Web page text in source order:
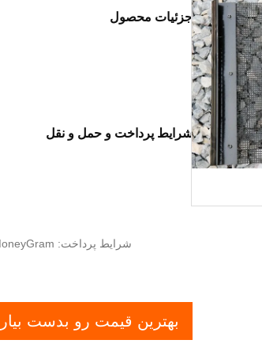
جزئیات محصول
شرایط پرداخت و حمل و نقل
شرایط پرداخت: L / C ، T / T ، D / A ، D / P ، Western Union، MoneyGram
بهترین قیمت رو بدست بیار